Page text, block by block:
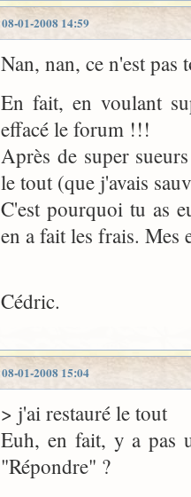
08-01-2008 14:59
Nan, nan, ce n'est pas
En fait, en voulant
effacé le forum !!!
Après de super
le tout (que j'avais
C'est pourquoi tu as
en a fait les frais. Mes
Cédric.
08-01-2008 15:04
> j'ai restauré le tout
Euh, en fait, y a pas
"Répondre" ?